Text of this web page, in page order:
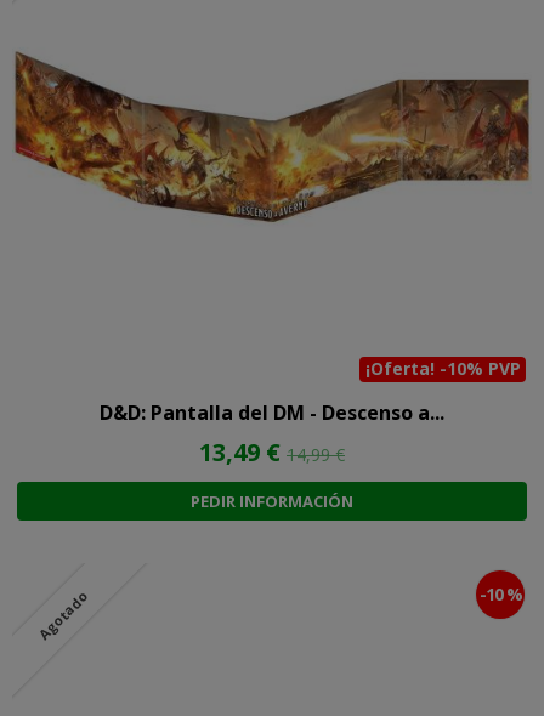
¡Oferta! -10% PVP
D&D: Pantalla del DM - Descenso a...
13,49 € 14,99 €
PEDIR INFORMACIÓN
Agotado -10 %